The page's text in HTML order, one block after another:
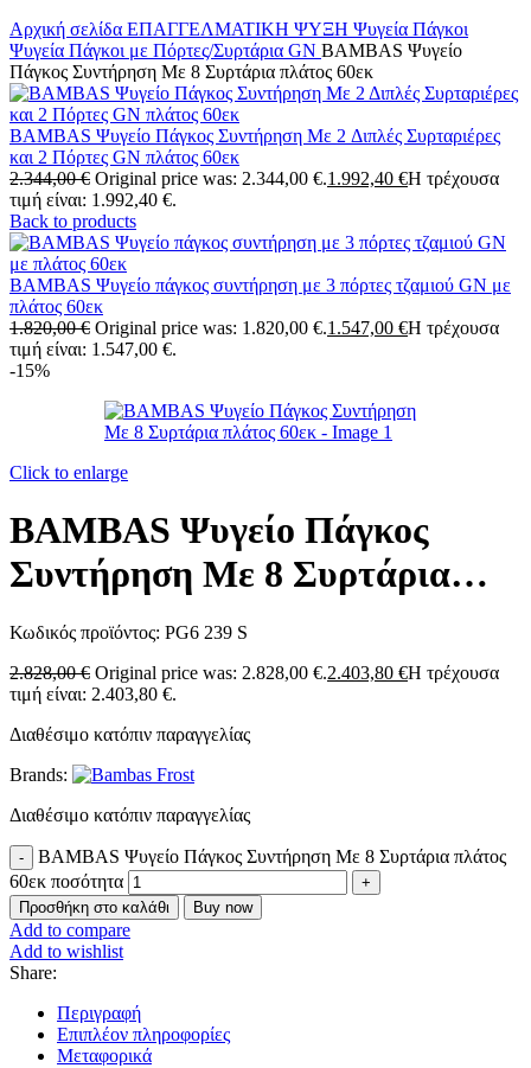
Αρχική σελίδα ΕΠΑΓΓΕΛΜΑΤΙΚΗ ΨΥΞΗ Ψυγεία Πάγκοι
Ψυγεία Πάγκοι με Πόρτες/Συρτάρια GN BAMBAS Ψυγείο
Πάγκος Συντήρηση Με 8 Συρτάρια πλάτος 60εκ
BAMBAS Ψυγείο Πάγκος Συντήρηση Με 2 Διπλές Συρταριέρες
και 2 Πόρτες GN πλάτος 60εκ
2.344,00€ Original price was: 2.344,00 €.1.992,40 €Η τρέχουσα
τιμή είναι: 1.992,40 €.
Back to products
BAMBAS Ψυγείο πάγκος συντήρηση με 3 πόρτες τζαμιού GN με
πλάτος 60εκ
1.820,00€ Original price was: 1.820,00 €.1.547,00 €Η τρέχουσα
τιμή είναι: 1.547,00 €.
-15%
Click to enlarge
BAMBAS Ψυγείο Πάγκος
Συντήρηση Με 8 Συρτάρια
πλάτος 60εκ
Κωδικός προϊόντος: PG6 239 S
2.828,00€ Original price was: 2.828,00 €.2.403,80 €Η τρέχουσα
τιμή είναι: 2.403,80 €.
Διαθέσιμο κατόπιν παραγγελίας
Brands:
Διαθέσιμο κατόπιν παραγγελίας
BAMBAS Ψυγείο Πάγκος Συντήρηση Με 8 Συρτάρια πλάτος
60εκ ποσότητα
Προσθήκη στο καλάθι Buy now
Add to compare
Add to wishlist
Share:
Περιγραφή
Επιπλέον πληροφορίες
Μεταφορικά